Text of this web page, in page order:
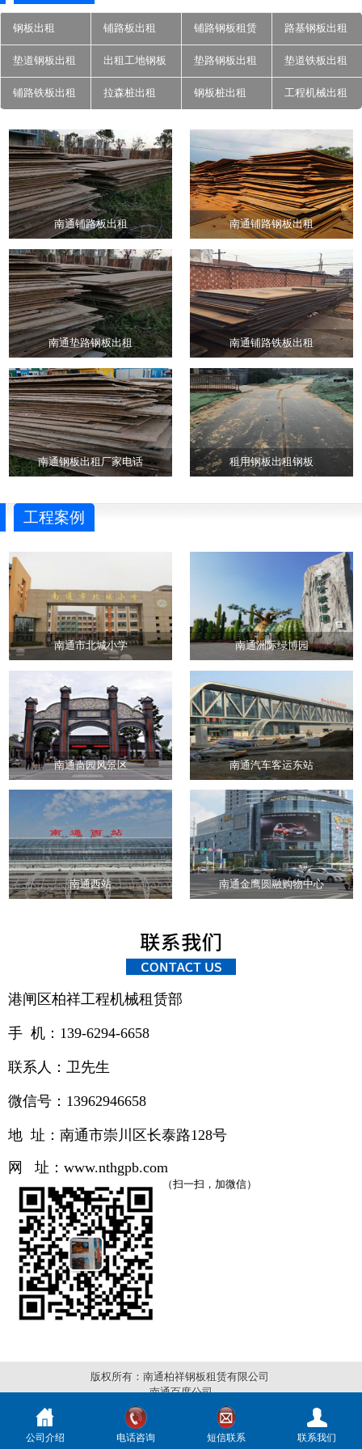
钢板出租 铺路板出租 铺路钢板租赁 路基钢板出租
垫道钢板出租 出租工地钢板 垫路钢板出租 垫道铁板出租
铺路铁板出租 拉森桩出租 钢板桩出租 工程机械出租
南通铺路板出租 南通铺路钢板出租
南通垫路钢板出租 南通铺路铁板出租
南通钢板出租厂家电话 租用钢板出租钢板
工程案例
南通市北城小学 南通洲际绿博园
南通啬园风景区 南通汽车客运东站
南通西站 南通金鹰圆融购物中心
港闸区柏祥工程机械租赁部
手 机：139-6294-6658
联系人：卫先生
微信号：13962946658
地 址：南通市崇川区长泰路128号
网 址： www.nthgpb.com
（扫一扫，加微信）
版权所有：南通柏祥钢板租赁有限公司
南通百度公司
公司介绍 电话咨询 短信联系 联系我们